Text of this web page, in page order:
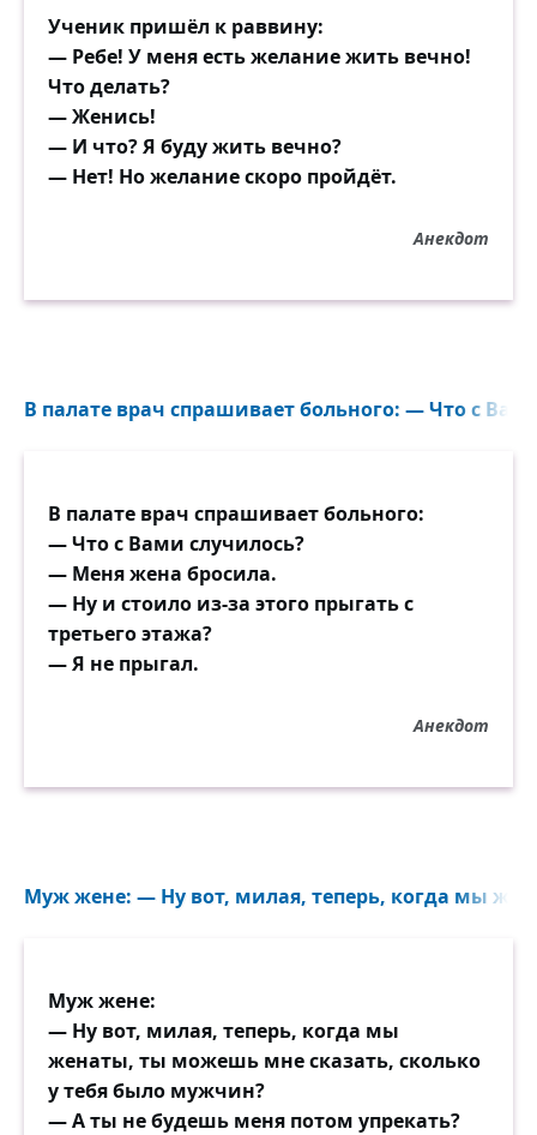
Ученик пришёл к раввину:
— Ребе! У меня есть желание жить вечно!
Что делать?
— Женись!
— И что? Я буду жить вечно?
— Нет! Но желание скоро пройдёт.
Анекдот
В палате врач спрашивает больного: — Что с
В палате врач спрашивает больного:
— Что с Вами случилось?
— Меня жена бросила.
— Ну и стоило из-за этого прыгать с
третьего этажа?
— Я не прыгал.
Анекдот
Муж жене: — Ну вот, милая, теперь, когда мы
Муж жене:
— Ну вот, милая, теперь, когда мы
женаты, ты можешь мне сказать, сколько
у тебя было мужчин?
— А ты не будешь меня потом упрекать?